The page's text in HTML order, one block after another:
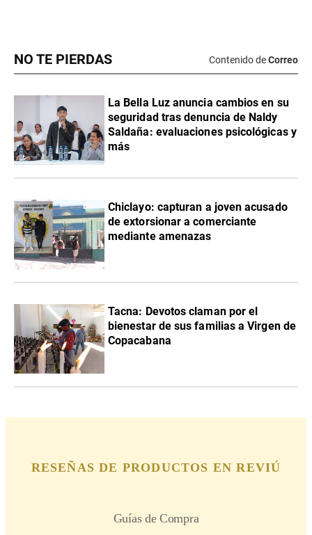
NO TE PIERDAS Contenido deCorreo
La Bella Luz anuncia cambios en su
seguridad tras denuncia de Naldy
Saldaña: evaluaciones psicológicas y
más
Chiclayo: capturan a joven acusado
de extorsionar a comerciante
mediante amenazas
Tacna: Devotos claman por el
bienestar de sus familias a Virgen de
Copacabana